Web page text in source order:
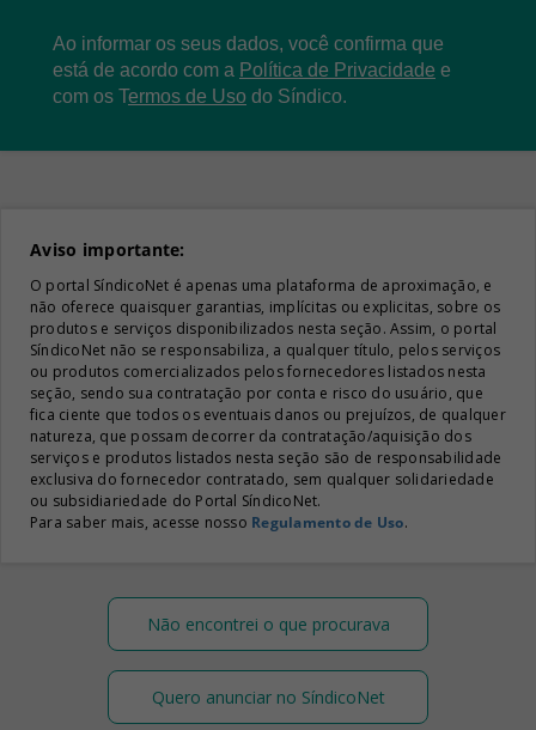
Ao informar os seus dados, você confirma que
está de acordo com a Política de Privacidade e
com os Termos de Uso do Síndico.
Aviso importante:
O portal SíndicoNet é apenas uma plataforma de aproximação, e
não oferece quaisquer garantias, implícitas ou explicitas, sobre os
produtos e serviços disponibilizados nesta seção. Assim, o portal
SíndicoNet não se responsabiliza, a qualquer título, pelos serviços
ou produtos comercializados pelos fornecedores listados nesta
seção, sendo sua contratação por conta e risco do usuário, que
fica ciente que todos os eventuais danos ou prejuízos, de qualquer
natureza, que possam decorrer da contratação/aquisição dos
serviços e produtos listados nesta seção são de responsabilidade
exclusiva do fornecedor contratado, sem qualquer solidariedade
ou subsidiariedade do Portal SíndicoNet.
Para saber mais, acesse nosso Regulamento de Uso.
Não encontrei o que procurava
Quero anunciar no SíndicoNet